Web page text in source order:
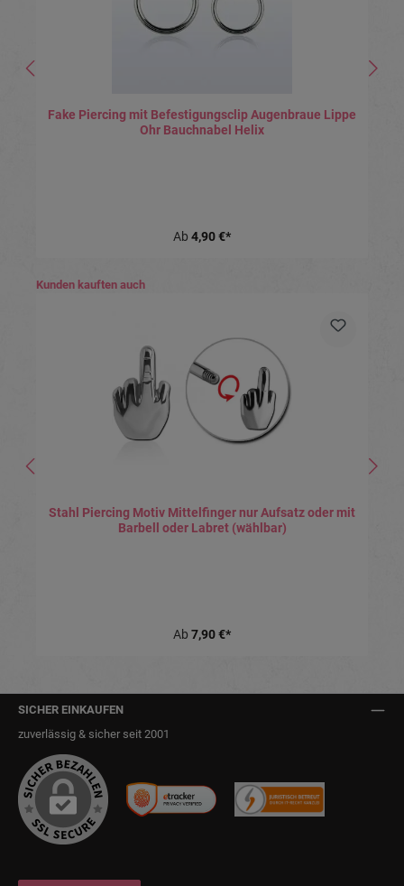
Fake Piercing mit Befestigungsclip Augenbraue Lippe
Ohr Bauchnabel Helix
Ab 4,90 €*
Produktgalerie überspringen
Kunden kauften auch
Stahl Piercing Motiv Mittelfinger nur Aufsatz oder mit
Barbell oder Labret (wählbar)
Ab 7,90 €*
SICHER EINKAUFEN
zuverlässig & sicher seit 2001